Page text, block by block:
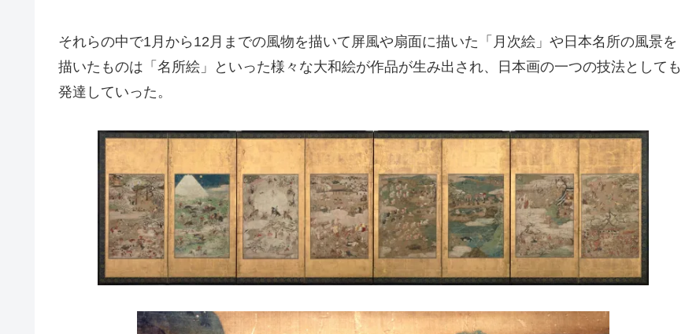
それらの中で1月から12月までの風物を描いて屏風や扇面に描いた「月次絵」や日本名所の風景を
描いたものは「名所絵」といった様々な大和絵が作品が生み出され、日本画の一つの技法としても
発達していった。